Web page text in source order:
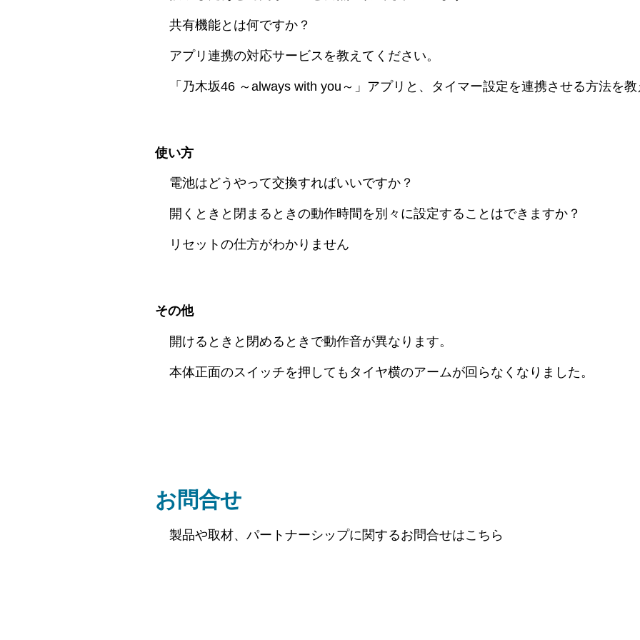
共有機能とは何ですか？
アプリ連携の対応サービスを教えてください。
「乃木坂46 ～always with you～」アプリと、タイマー設定を連携させる方法を教
使い方
電池はどうやって交換すればいいですか？
開くときと閉まるときの動作時間を別々に設定することはできますか？
リセットの仕方がわかりません
その他
開けるときと閉めるときで動作音が異なります。
本体正面のスイッチを押してもタイヤ横のアームが回らなくなりました。
お問合せ
製品や取材、パートナーシップに関するお問合せはこちら